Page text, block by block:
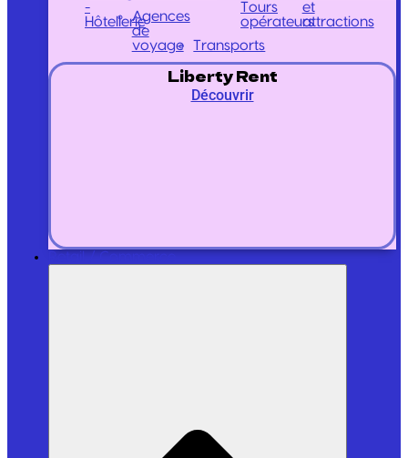
-
HôtellerieAgences
de
voyage
Tours
opérateurs
Transports
et
attractions
Liberty Rent
Découvrir
Retail / Commerce